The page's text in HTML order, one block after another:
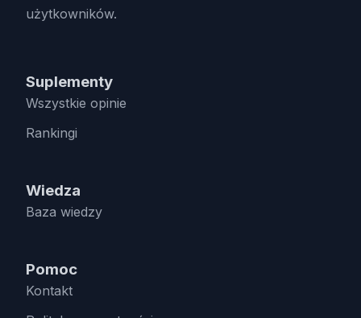
użytkowników.
Suplementy
Wszystkie opinie
Rankingi
Wiedza
Baza wiedzy
Pomoc
Kontakt